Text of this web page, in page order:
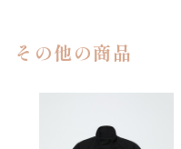
その他の商品